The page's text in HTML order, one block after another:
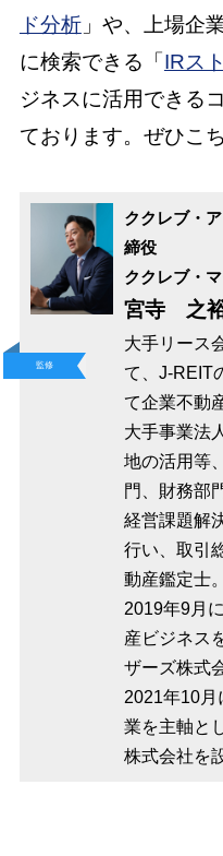
ド分析」や、上場企
に検索できる「IRス
ジネスに活用できる
ております。ぜひこ
監修
ククレブ・
締役
ククレブ・
宮寺 之
大手リース
て、J-REIT
て企業不動
大手事業法
地の活用等
門、財務部
経営課題解
行い、取引
動産鑑定士。
2019年9月
産ビジネス
ザーズ株式
2021年10月
業を主軸と
株式会社を